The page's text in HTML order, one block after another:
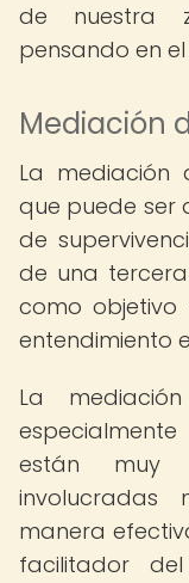
de nuestra
pensando en
Mediación
La mediación
que puede ser
de
de una
como objetivo
entendimiento
La
están muy
involucradas
manera
facilitador